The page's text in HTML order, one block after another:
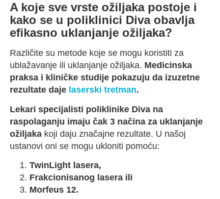
A koje sve vrste ožiljaka postoje i
kako se u poliklinici Diva obavlja
efikasno uklanjanje ožiljaka?
Različite su metode koje se mogu koristiti za
ublažavanje ili uklanjanje ožiljaka. Medicinska
praksa i kliničke studije pokazuju da izuzetne
rezultate daje laserski tretman.
Lekari specijalisti poliklinike Diva na
raspolaganju imaju čak 3 načina za uklanjanje
ožiljaka koji daju značajne rezultate. U našoj
ustanovi oni se mogu ukloniti pomoću:
TwinLight lasera,
Frakcionisanog lasera ili
Morfeus 12.